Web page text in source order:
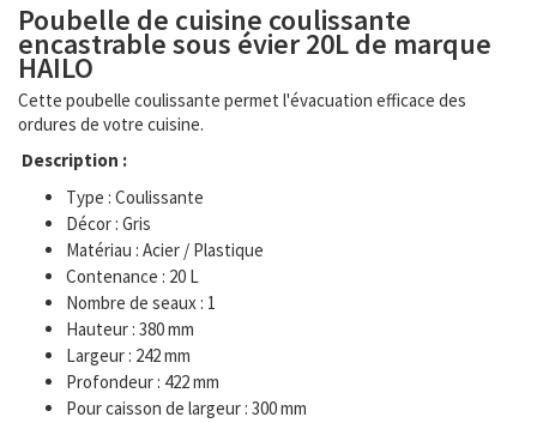
Poubelle de cuisine coulissante
encastrable sous évier 20L de marque
HAILO
Cette poubelle coulissante permet l'évacuation efficace des
ordures de votre cuisine.
Description :
Type : Coulissante
Décor : Gris
Matériau : Acier / Plastique
Contenance : 20 L
Nombre de seaux : 1
Hauteur : 380 mm
Largeur : 242 mm
Profondeur : 422 mm
Pour caisson de largeur : 300 mm